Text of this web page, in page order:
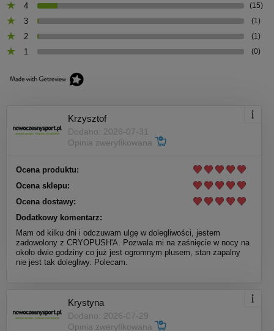
4 (15)
3 (1)
2 (1)
1 (0)
Krzysztof
Dodano: 2026-07-31
Opinia zweryfikowana
Ocena produktu:
Ocena sklepu:
Ocena dostawy:
Dodatkowy komentarz:
Mam od kilku dni i odczuwam ulgę w dolegliwości, jestem
zadowolony z CRYOPUSH'A. Pozwala mi na zaśnięcie w nocy na
około dwie godziny co już jest ogromnym plusem, stan zapalny
nie jest tak dolegliwy. Polecam.
Krystyna
Dodano: 2026-07-29
Opinia zweryfikowana